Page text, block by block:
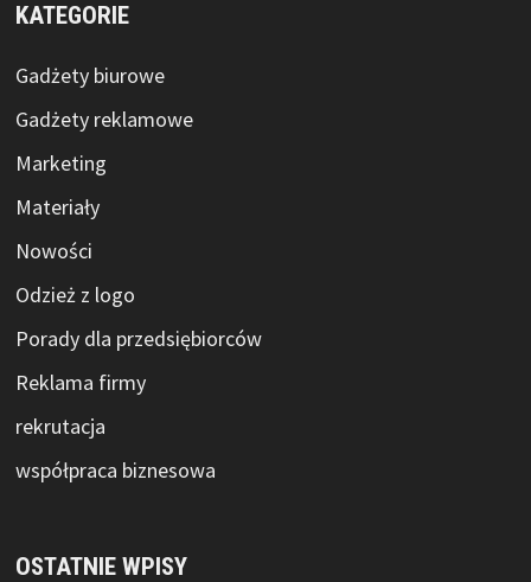
KATEGORIE
Gadżety biurowe
Gadżety reklamowe
Marketing
Materiały
Nowości
Odzież z logo
Porady dla przedsiębiorców
Reklama firmy
rekrutacja
współpraca biznesowa
OSTATNIE WPISY